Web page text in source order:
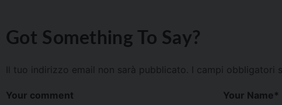
Got Something To Say?
Il tuo indirizzo email non sarà pubblicato. I campi obbligatori
Your comment Your Name*